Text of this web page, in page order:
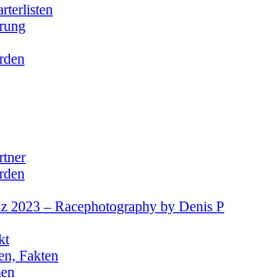
2023 – Racephotography by Denis P
Fakten